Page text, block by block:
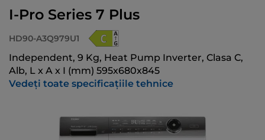
I-Pro Series 7 Plus
HD90-A3Q979U1
Independent, 9 Kg, Heat Pump Inverter, Clasa C,
Alb, L x A x I (mm) 595x680x845
Vedeți toate specificațiile tehnice